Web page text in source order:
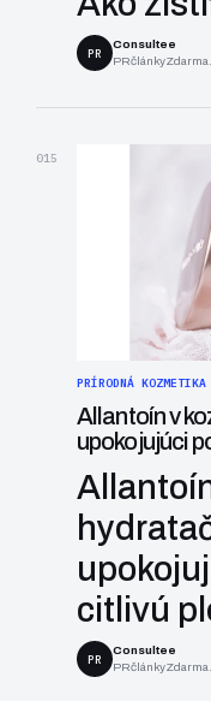
PR
Consultee
015
PRÍRODNÁ KOZMETIKA
Allantoín v
upokojujúci
citlivú
PR
Consultee